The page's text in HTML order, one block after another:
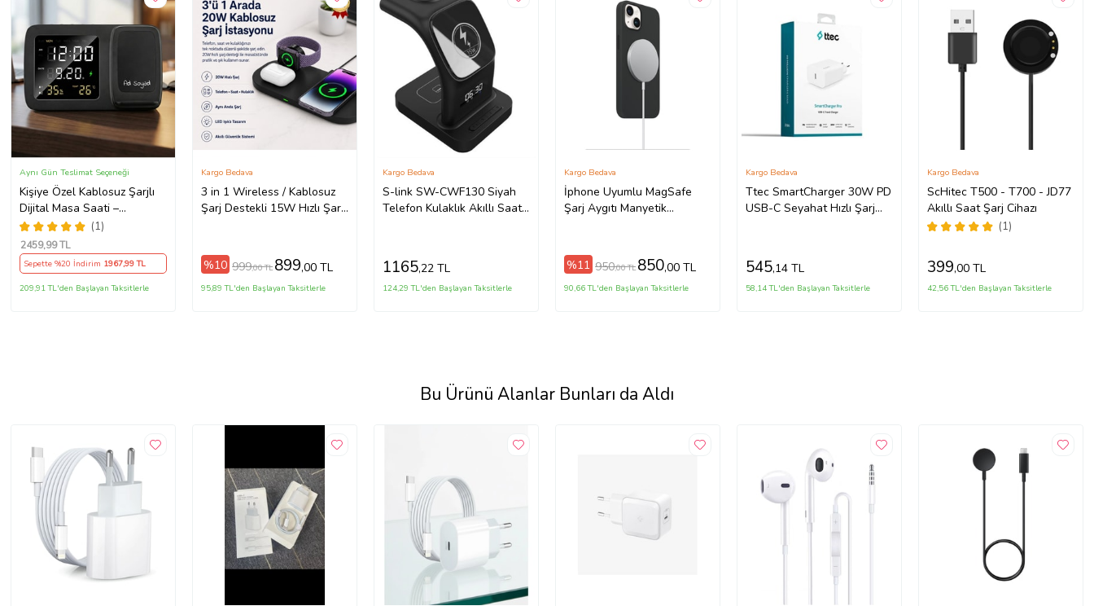
Kişiye Özel Kablosuz Şarjlı
Dijital Masa Saati –
Wireless Şarj İstasyonu,
Tarih/Sıcaklık/Nem
Göstergeli
(1)
Aynı Gün Teslimat Seçeneği
2459,99 TL
Sepette %20 İndirim 1967,99 TL
209,91 TL'den Başlayan Taksitlerle
3 in 1 Wireless / Kablosuz
Şarj Destekli 15W Hızlı Şarj
Kargo Bedava
%10 999,00 TL 899,00 TL
95,89 TL'den Başlayan Taksitlerle
S-link SW-CWF130 Siyah
Telefon Kulaklık Akıllı Saat
Kargo Bedava
1165,22 TL
124,29 TL'den Başlayan Taksitlerle
İphone Uyumlu MagSafe
Şarj Aygıtı Manyetik
Kargo Bedava
%11 950,00 TL 850,00 TL
90,66 TL'den Başlayan Taksitlerle
Ttec SmartCharger 30W PD
USB-C Seyahat Hızlı Şarj
Kargo Bedava
545,14 TL
58,14 TL'den Başlayan Taksitlerle
ScHitec T500 - T700 - JD77
Akıllı Saat Şarj Cihazı
(1)
Kargo Bedava
399,00 TL
42,56 TL'den Başlayan Taksitlerle
Bu Ürünü Alanlar Bunları da Aldı